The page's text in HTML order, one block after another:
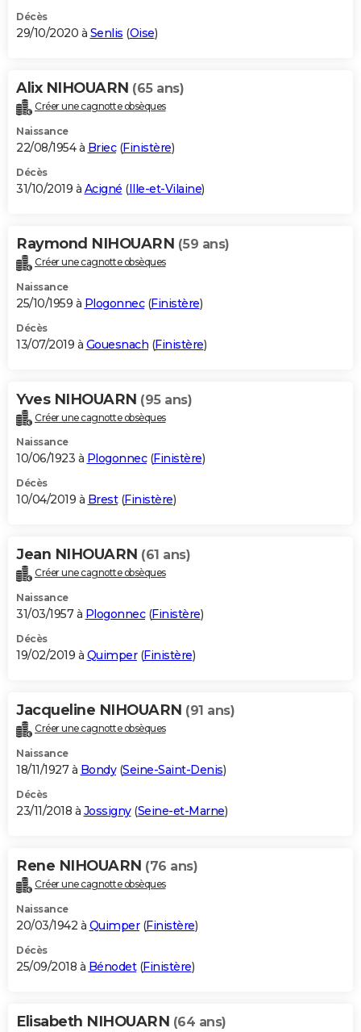
Décès
29/10/2020 à Senlis (Oise)
Alix NIHOUARN (65 ans)
Créer une cagnotte obsèques
Naissance
22/08/1954 à Briec(Finistère)
Décès
31/10/2019 à Acigné (Ille-et-Vilaine)
Raymond NIHOUARN (59 ans)
Créer une cagnotte obsèques
Naissance
25/10/1959 à Plogonnec(Finistère)
Décès
13/07/2019 à Gouesnach (Finistère)
Yves NIHOUARN (95 ans)
Créer une cagnotte obsèques
Naissance
10/06/1923 à Plogonnec(Finistère)
Décès
10/04/2019 à Brest(Finistère)
Jean NIHOUARN (61 ans)
Créer une cagnotte obsèques
Naissance
31/03/1957 à Plogonnec(Finistère)
Décès
19/02/2019 à Quimper(Finistère)
Jacqueline NIHOUARN (91 ans)
Créer une cagnotte obsèques
Naissance
18/11/1927 à Bondy(Seine-Saint-Denis)
Décès
23/11/2018 à Jossigny(Seine-et-Marne)
Rene NIHOUARN (76 ans)
Créer une cagnotte obsèques
Naissance
20/03/1942 à Quimper(Finistère)
Décès
25/09/2018 à Bénodet(Finistère)
Elisabeth NIHOUARN (64 ans)